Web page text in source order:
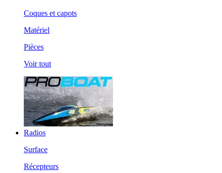
Coques et capots
Matériel
Pièces
Voir tout
Radios
Surface
Récepteurs